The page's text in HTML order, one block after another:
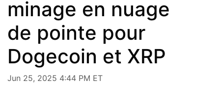
minage en nuage
de pointe pour
Dogecoin et XRP
Jun 25, 2025 4:44 PM ET